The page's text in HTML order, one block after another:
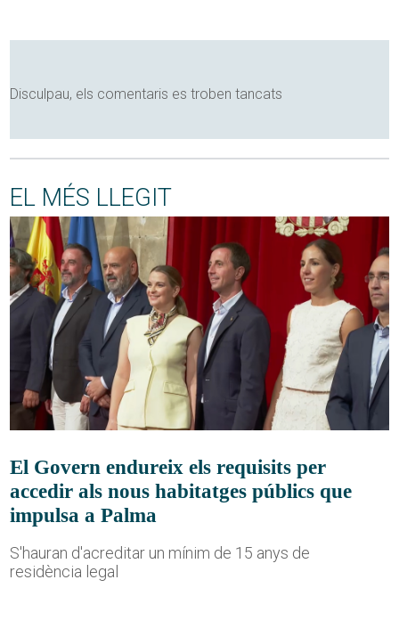
Disculpau, els comentaris es troben tancats
EL MÉS LLEGIT
El Govern endureix els requisits per
accedir als nous habitatges públics que
impulsa a Palma
S'hauran d'acreditar un mínim de 15 anys de
residència legal